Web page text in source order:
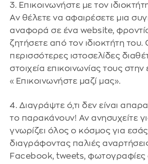
3. Επικοινωνήστε με τον
Αν θέλετε να αφαιρέσετε μια
αναφορά σε ένα website,
ζητήσετε από τον ιδιοκτήτη του.
περισσότερες ιστοσελίδες
στοιχεία επικοινωνίας τους στην
«Επικοινωνήστε μαζί μας».
4. Διαγράψτε ό,τι δεν είναι
το παρακάνουν! Αν ανησυχείτε
γνωρίζει όλος ο κόσμος για
διαγράφοντας παλιές
Facebook, tweets, φωτογραφίες